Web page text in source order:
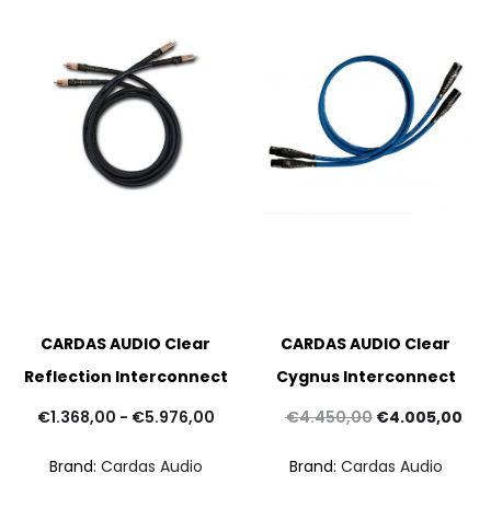
CARDAS AUDIO Clear
Reflection Interconnect
€1.368,00 - €5.976,00Fascia
Brand: Cardas Audio
CARDAS AUDIO Clear
Cygnus Interconnect
€4.450,00 Il
€4.005,00Il
Brand: Cardas Audio